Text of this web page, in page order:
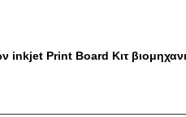
Print Board Κιτ